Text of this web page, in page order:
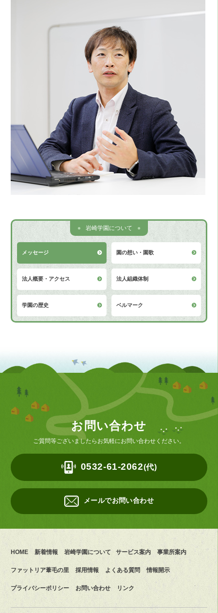
岩崎学園について
メッセージ 園の想い・園歌
法人概要・アクセス 法人組織体制
学園の歴史 ベルマーク
お問い合わせ
ご質問等ございましたらお気軽にお問い合わせください。
0532-61-2062(代)
メールでお問い合わせ
HOME 新着情報 岩崎学園について サービス案内 事業所案内
ファットリア葦毛の里 採用情報 よくある質問 情報開示
プライバシーポリシー お問い合わせ リンク